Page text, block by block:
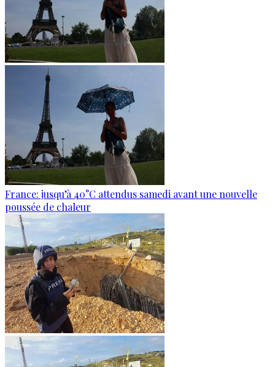
France: jusqu’à 40°C attendus samedi avant une nouvelle
poussée de chaleur